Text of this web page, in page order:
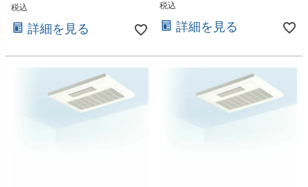
税込
詳細を見る
税込
詳細を見る